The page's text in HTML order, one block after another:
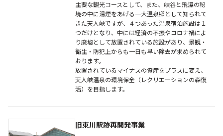
主要な観光コースとして、また、峡谷と飛瀑の秘
境の中に湯煙をあげる一大温泉郷として知られて
きた天人峡ですが、４つあった温泉宿泊施設は１
つだけとなり、中には経済の不振やコロナ禍によ
り廃墟として放置されている施設があり、景観・
衛生・防犯上からも一日も早い除去が求められて
おります。
放置されているマイナスの資産をプラスに変え、
天人峡温泉の環境保全（レクリエーションの森復
活）を目指します。
旧東川駅跡再開発事業